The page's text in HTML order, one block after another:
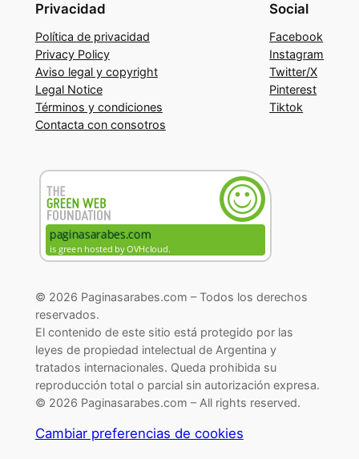
Privacidad
Política de privacidad
Privacy Policy
Aviso legal y copyright
Legal Notice
Términos y condiciones
Contacta con consotros
Social
Facebook
Instagram
Twitter/X
Pinterest
Tiktok
© 2026 Paginasarabes.com – Todos los derechos
reservados.
El contenido de este sitio está protegido por las
leyes de propiedad intelectual de Argentina y
tratados internacionales. Queda prohibida su
reproducción total o parcial sin autorización expresa.
© 2026 Paginasarabes.com – All rights reserved.
Cambiar preferencias de cookies